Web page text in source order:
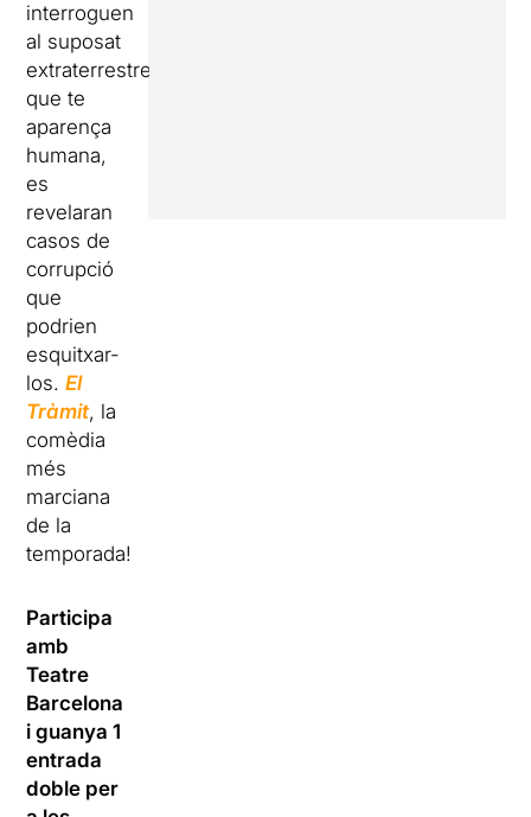
interroguen
al suposat
extraterrestre,
que te
aparença
humana,
es
revelaran
casos de
corrupció
que
podrien
esquitxar-
los.El
Tràmit, la
comèdia
més
marciana
de la
temporada!
Participa
amb
Teatre
Barcelona
i guanya 1
entrada
doble per